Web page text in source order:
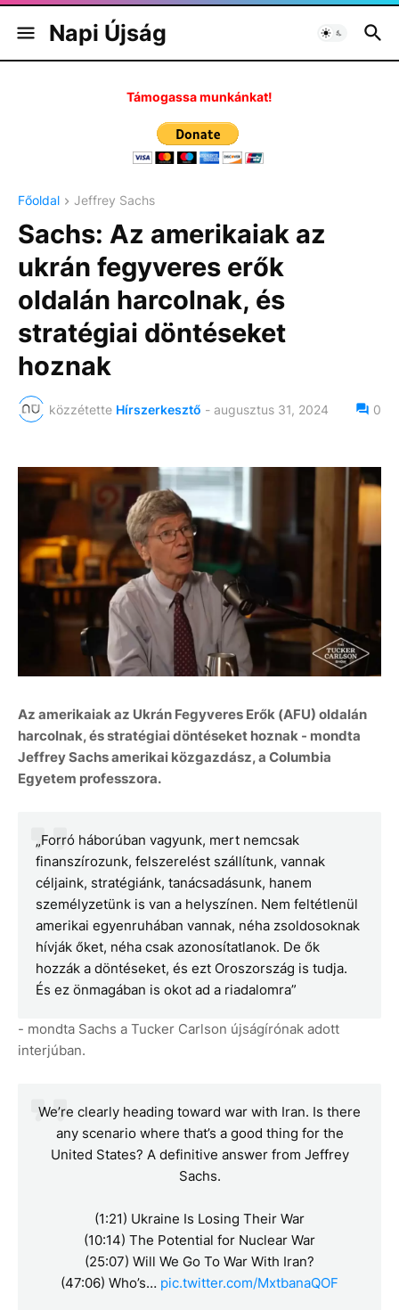
Napi Újság
Támogassa munkánkat!
Főoldal Jeffrey Sachs
Sachs: Az amerikaiak az
ukrán fegyveres erők
oldalán harcolnak, és
stratégiai döntéseket
hoznak
közzétette Hírszerkesztő - augusztus 31, 2024 0
Az amerikaiak az Ukrán Fegyveres Erők (AFU) oldalán
harcolnak, és stratégiai döntéseket hoznak - mondta
Jeffrey Sachs amerikai közgazdász, a Columbia
Egyetem professzora.
„Forró háborúban vagyunk, mert nemcsak
finanszírozunk, felszerelést szállítunk, vannak
céljaink, stratégiánk, tanácsadásunk, hanem
személyzetünk is van a helyszínen. Nem feltétlenül
amerikai egyenruhában vannak, néha zsoldosoknak
hívják őket, néha csak azonosítatlanok. De ők
hozzák a döntéseket, és ezt Oroszország is tudja.
És ez önmagában is okot ad a riadalomra”
- mondta Sachs a Tucker Carlson újságírónak adott
interjúban.
We’re clearly heading toward war with Iran. Is there
any scenario where that’s a good thing for the
United States? A definitive answer from Jeffrey
Sachs.
(1:21) Ukraine Is Losing Their War
(10:14) The Potential for Nuclear War
(25:07) Will We Go To War With Iran?
(47:06) Who’s… pic.twitter.com/MxtbanaQOF